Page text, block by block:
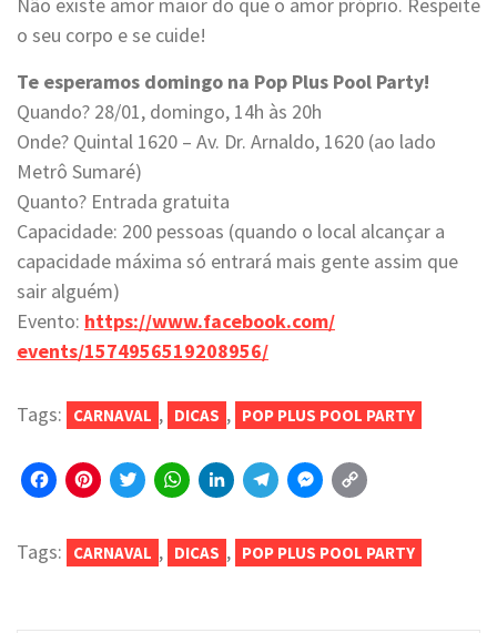
o seu corpo e se cuide!
Te esperamos domingo na Pop Plus Pool Party!
Quando? 28/01, domingo, 14h às 20h
Onde? Quintal 1620 – Av. Dr. Arnaldo, 1620 (ao lado
Metrô Sumaré)
Quanto? Entrada gratuita
Capacidade: 200 pessoas (quando o local alcançar a
capacidade máxima só entrará mais gente assim que
sair alguém)
Evento: https://www.facebook.com/
events/1574956519208956/
Tags: CARNAVAL , DICAS , POP PLUS POOL PARTY
Facebook
Pinterest
Twitter
WhatsApp
LinkedIn
Telegram
Messenger
Tags: CARNAVAL , DICAS , POP PLUS POOL PARTY